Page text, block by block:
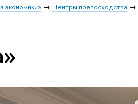
экономики» Центры превосходства